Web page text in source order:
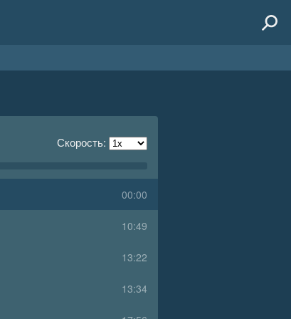
Скорость:
00:00
10:49
13:22
13:34